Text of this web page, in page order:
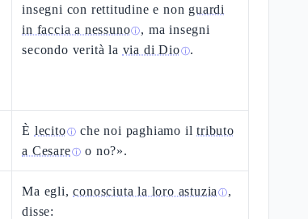
insegni con rettitudine e non guardi
in faccia a nessunoⓘ, ma insegni
secondo verità la via di Dioⓘ.
È lecitoⓘ che noi paghiamo iltributo
a Cesareⓘ o no?».
Ma egli,conosciuta la loro astuzia ⓘ,
disse: